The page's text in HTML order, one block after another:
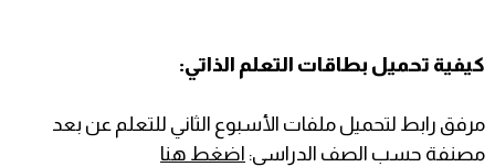
كيفية تحميل بطاقات التعلم الذاتي:
مرفق رابط لتحميل ملفات الأسبوع الثاني للتعلم عن بعد
مصنفة حسب الصف الدراسي: اضغط هنا